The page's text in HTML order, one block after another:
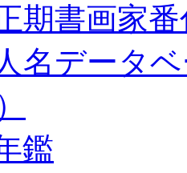
期書画家
名データ
鑑